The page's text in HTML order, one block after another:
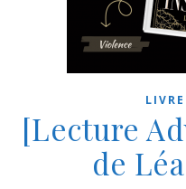
[Lecture
de